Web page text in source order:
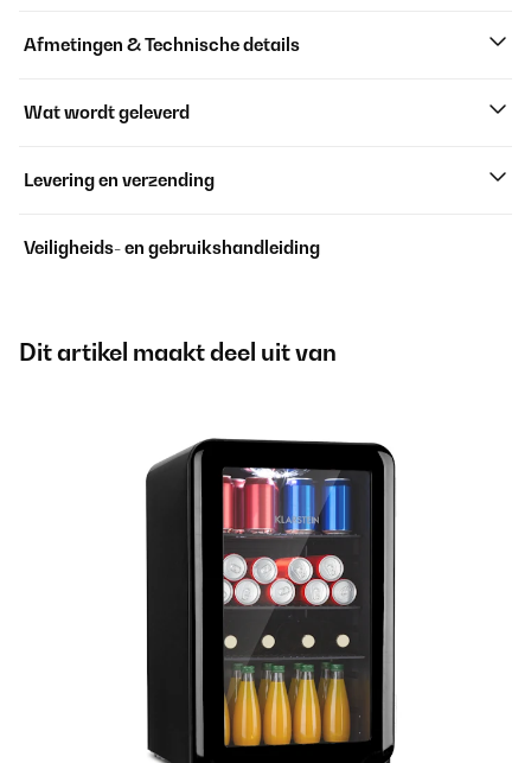
Afmetingen & Technische details
Wat wordt geleverd
Levering en verzending
Veiligheids- en gebruikshandleiding
Dit artikel maakt deel uit van